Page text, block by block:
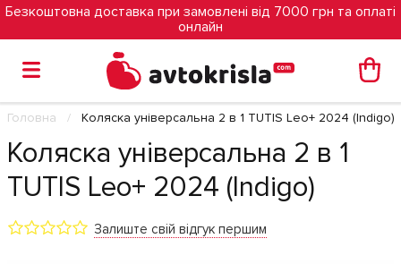
Безкоштовна доставка при замовлені від 7000 грн та оплаті
онлайн
Головна Коляска універсальна 2 в 1 TUTIS Leo+ 2024 (Indigo)
Коляска універсальна 2 в 1
TUTIS Leo+ 2024 (Indigo)
Залиште свій відгук першим